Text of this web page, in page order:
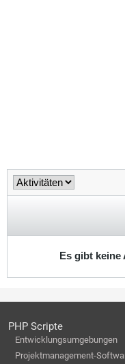
Es gibt keine
PHP Scripte
Entwicklungsumgebungen
Projektmanagement-